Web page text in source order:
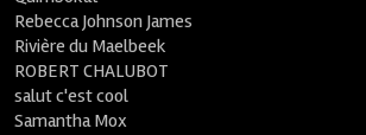
Rebecca Johnson James
Rivière du Maelbeek
ROBERT CHALUBOT
salut c'est cool
Samantha Mox